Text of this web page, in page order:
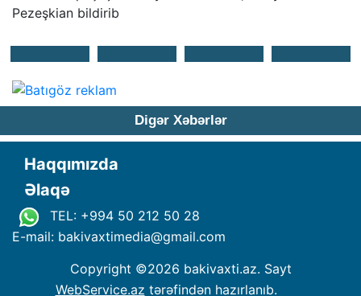
Pezeşkian bildirib
Digər Xəbərlər
Haqqımızda
Əlaqə
TEL: +994 50 212 50 28
E-mail: bakivaxtimedia@gmail.com
Copyright ©2026 bakivaxti.az. Sayt
WebService.az tərəfindən hazırlanıb.